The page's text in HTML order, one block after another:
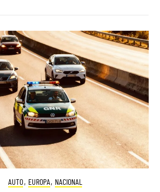
AUTO, EUROPA, NACIONAL